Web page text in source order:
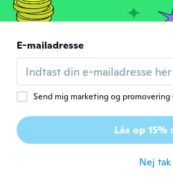
K Katja
for ca. 4 år siden
Katrina
Tilmeldt 2019 · 19
E-mailadresse
Send mig marketing og promovering
Lås op 15%
Nej tak